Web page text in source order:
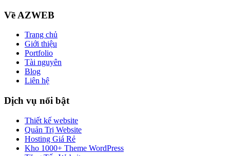
Về AZWEB
Trang chủ
Giới thiệu
Portfolio
Tài nguyên
Blog
Liên hệ
Dịch vụ nổi bật
Thiết kế website
Quản Trị Website
Hosting Giá Rẻ
Kho 1000+ Theme WordPress